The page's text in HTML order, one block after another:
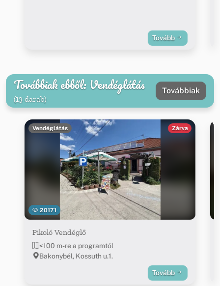
Tovább
Továbbiak ebből: Vendéglátás
(13 darab)
Továbbiak
20171
Vendéglátás Zárva
Pikoló Vendéglő
<100 m-re a programtól
Bakonybél, Kossuth u.1.
Tovább